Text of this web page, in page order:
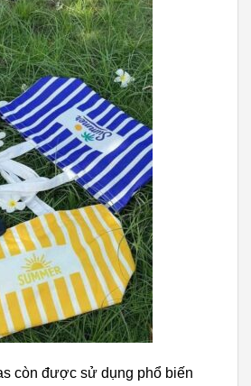
còn được sử dụng phổ biến